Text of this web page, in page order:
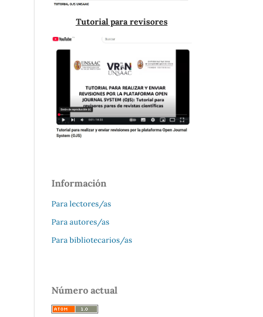
Tutorial para revisores
Información
Para lectores/as
Para autores/as
Para bibliotecarios/as
Número actual